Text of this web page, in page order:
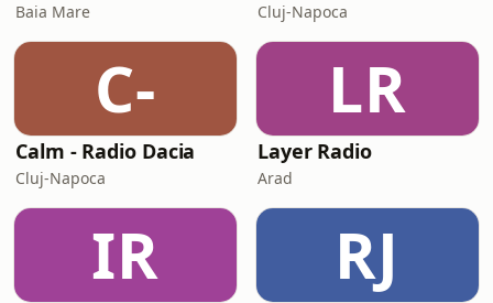
Baia Mare Cluj-Napoca
C-
Calm - Radio Dacia
Cluj-Napoca
LR
Layer Radio
Arad
IR RJ